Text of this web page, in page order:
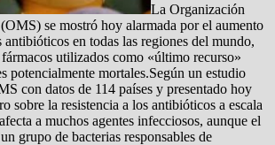
La Organización
se mostró hoy alarmada por el aumento
antibióticos en todas las regiones del mundo,
utilizados como «último recurso»
potencialmente mortales.Según un estudio
con datos de 114 países y presentado hoy
sobre la resistencia a los antibióticos a escala
a muchos agentes infecciosos, aunque el
grupo de bacterias responsables de